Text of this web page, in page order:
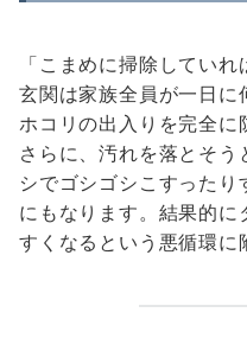
「こまめに掃除してい
玄関は家族全員が一日に
ホコリの出入りを完全に
さらに、汚れを落とそう
シでゴシゴシこすった
にもなります。結果的
すくなるという悪循環に